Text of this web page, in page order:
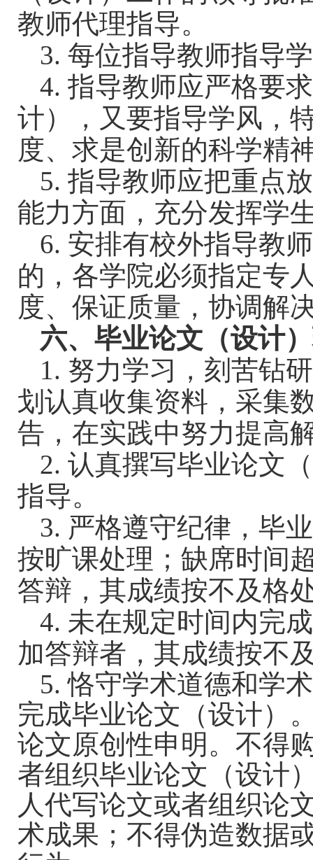
教师代理指导。
3.每位指导教师指导
4.指导教师应严格要
计），又要指导学风，
度、求是创新的科学精
5.指导教师应把重点
能力方面，充分发挥学
6. 安排有校外指导教
的，各学院必须指定专
度、保证质量，协调解
六、毕业论文（设计
1. 努力学习，刻苦钻
划认真收集资料，采集
告，在实践中努力提高
2.认真撰写毕业论文
指导。
3. 严格遵守纪律，毕
按旷课处理；缺席时间
答辩，其成绩按不及格
4. 未在规定时间内完
加答辩者，其成绩按不
5.恪守学术道德和学
完成毕业论文（设计）
论文原创性申明。不得
者组织毕业论文（设计
人代写论文或者组织论
术成果；不得伪造数据